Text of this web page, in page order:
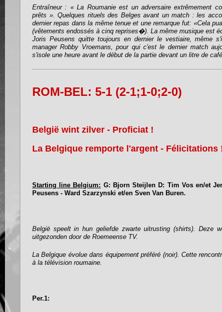
Entraîneur : « La Roumanie est un adversaire extrêmement
prêts ». Quelques rituels des Belges avant un match : les
dernier repas dans la même tenue et une remarque fut: «Cela
(vêtements endossés à cinq reprises�). La même musique est
Joris Peusens quitte toujours en dernier le vestiaire, même
manager Robby Vroemans, pour qui c'est le dernier match
s'isole une heure avant le début de la partie devant un litre de
ROM-BEL: 5-1 (2-1;1-0;2-0)
België wint zilver - Proficiat !
La Belgique remporte l'argent - Félicitations
Starting line Belgium: G: Bjorn Steijlen D: Tim Vos en/et
Peusens - Ward Szarzynski et/en Sven Van Buren.
België speelt in hun geliefde zwarte uitrusting (shirts). Deze
uitgezonden door de Roemeense TV.
La Belgique évolue dans équipement préféré (noir). Cette
à la télévision roumaine.
Per.1: